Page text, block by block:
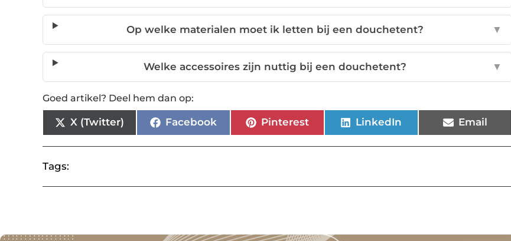
Op welke materialen moet ik letten bij een douchetent? ▼
Welke accessoires zijn nuttig bij een douchetent? ▼
Goed artikel? Deel hem dan op:
X (Twitter) Facebook Pinterest LinkedIn Email
Tags: